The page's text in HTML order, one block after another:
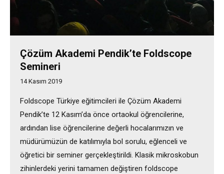
Çözüm Akademi Pendik’te Foldscope
Semineri
14 Kasım 2019
Foldscope Türkiye eğitimcileri ile Çözüm Akademi
Pendik’te 12 Kasım’da önce ortaokul öğrencilerine,
ardından lise öğrencilerine değerli hocalarımızın ve
müdürümüzün de katılımıyla bol sorulu, eğlenceli ve
öğretici bir seminer gerçekleştirildi. Klasik mikroskobun
zihinlerdeki yerini tamamen değiştiren foldscope